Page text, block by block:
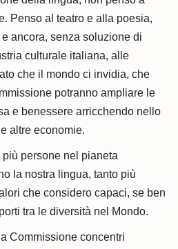
Penso al teatro e alla poesia,
ancora, senza soluzione di
culturale italiana, alle
che il mondo ci invidia, che
potranno ampliare le
e benessere arricchendo nello
altre economie.
persone nel pianeta
la nostra lingua, tanto più
che considero capaci, se ben
tra le diversità nel Mondo.
Commissione concentri